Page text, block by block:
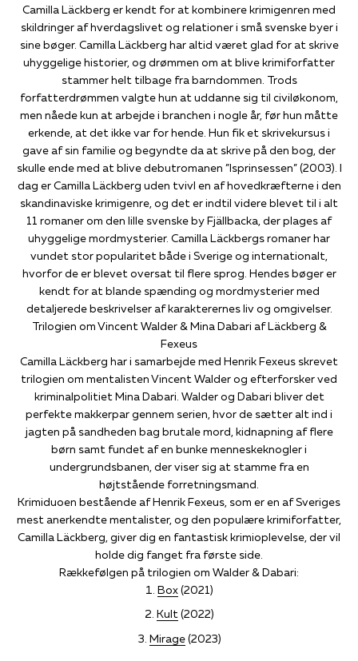
Camilla Läckberg er kendt for at kombinere krimigenren med
skildringer af hverdagslivet og relationer i små svenske byer i
sine bøger. Camilla Läckberg har altid været glad for at skrive
uhyggelige historier, og drømmen om at blive krimiforfatter
stammer helt tilbage fra barndommen. Trods
forfatterdrømmen valgte hun at uddanne sig til civiløkonom,
men nåede kun at arbejde i branchen i nogle år, før hun måtte
erkende, at det ikke var for hende. Hun fik et skrivekursus i
gave af sin familie og begyndte da at skrive på den bog, der
skulle ende med at blive debutromanen ”Isprinsessen” (2003). I
dag er Camilla Läckberg uden tvivl en af hovedkræfterne i den
skandinaviske krimigenre, og det er indtil videre blevet til i alt
11 romaner om den lille svenske by Fjällbacka, der plages af
uhyggelige mordmysterier. Camilla Läckbergs romaner har
vundet stor popularitet både i Sverige og internationalt,
hvorfor de er blevet oversat til flere sprog. Hendes bøger er
kendt for at blande spænding og mordmysterier med
detaljerede beskrivelser af karakterernes liv og omgivelser.
Trilogien om Vincent Walder & Mina Dabari af Läckberg &
Fexeus
Camilla Läckberg har i samarbejde med Henrik Fexeus skrevet
trilogien om mentalisten Vincent Walder og efterforsker ved
kriminalpolitiet Mina Dabari. Walder og Dabari bliver det
perfekte makkerpar gennem serien, hvor de sætter alt ind i
jagten på sandheden bag brutale mord, kidnapning af flere
børn samt fundet af en bunke menneskeknogler i
undergrundsbanen, der viser sig at stamme fra en
højtstående forretningsmand.
Krimiduoen bestående af Henrik Fexeus, som er en af Sveriges
mest anerkendte mentalister, og den populære krimiforfatter,
Camilla Läckberg, giver dig en fantastisk krimioplevelse, der vil
holde dig fanget fra første side.
Rækkefølgen på trilogien om Walder & Dabari:
Box(2021)
Kult(2022)
Mirage(2023)